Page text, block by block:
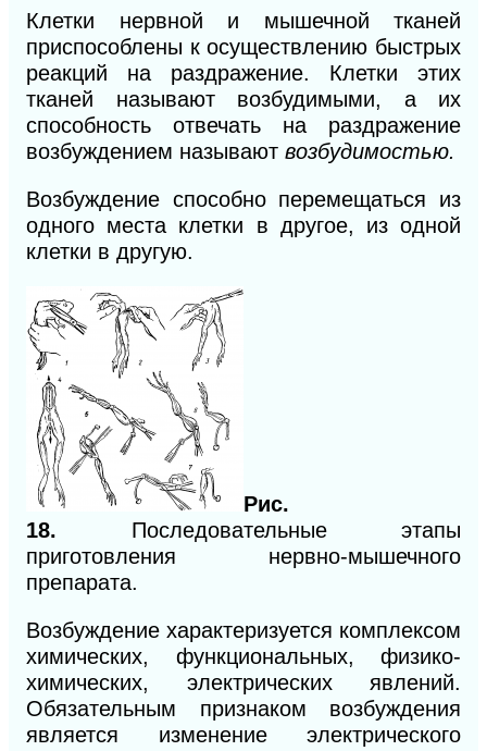
Клетки нервной и мышечной тканей
приспособлены к осуществлению быстрых
реакций на раздражение. Клетки этих
тканей называют возбудимыми, а их
способность отвечать на раздражение
возбуждением называют возбудимостью.
Возбуждение способно перемещаться из
одного места клетки в другое, из одной
клетки в другую.
Рис.
18. Последовательные этапы
приготовления нервно-мышечного
препарата.
Возбуждение характеризуется комплексом
химических, функциональных, физико-
химических, электрических явлений.
Обязательным признаком возбуждения
является изменение электрического